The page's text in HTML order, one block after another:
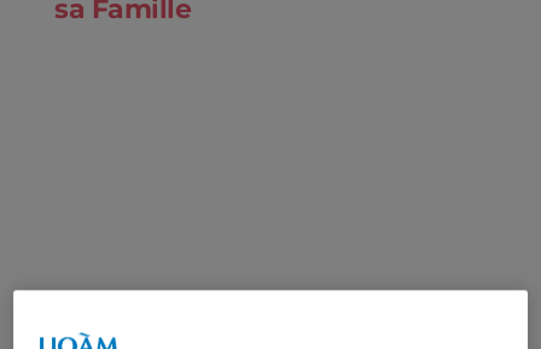
sa Famille